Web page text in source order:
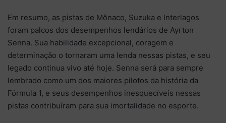
Em resumo, as pistas de Mônaco, Suzuka e Interlagos
foram palcos dos desempenhos lendários de Ayrton
Senna. Sua habilidade excepcional, coragem e
determinação o tornaram uma lenda nessas pistas, e seu
legado continua vivo até hoje. Senna será para sempre
lembrado como um dos maiores pilotos da história da
Fórmula 1, e seus desempenhos inesquecíveis nessas
pistas contribuíram para sua imortalidade no esporte.